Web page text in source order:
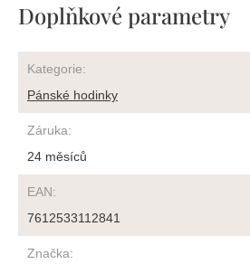
Doplňkové parametry
Kategorie:
Pánské hodinky
Záruka:
24 měsíců
EAN:
7612533112841
Značka: